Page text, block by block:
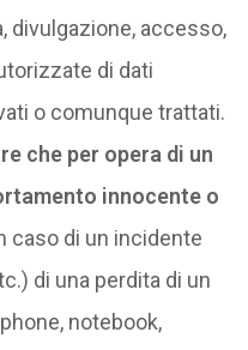
divulgazione, accesso,
di dati
o comunque trattati.
che per opera di un
innocente o
caso di un incidente
di una perdita di un
notebook,